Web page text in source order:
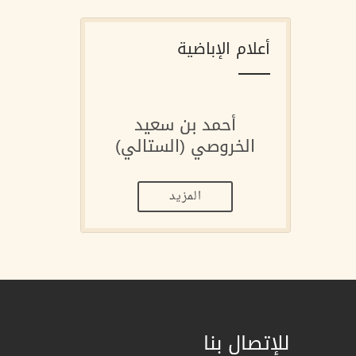
أعلام الإباضية
أحمد بن سعيد
الخروصي (الستالي)
المزيد
للإتصال بنا